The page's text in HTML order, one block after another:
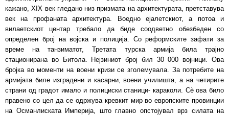
кажано, XIX век гледано низ призмата на архитектурата, претставува
век на профаната архитектура. Воедно ејалетскиот, а потоа и
вилаетскиот центар требало да биде соодветно обезбеден со
определен број на војска и полиција. Со реформските зафати за
време на танзиматот, Третата турска армија била трајно
стационирана во Битола. Нејзиниот број бил 30 000 војници. Ова
бројка во моменти на воени кризи се зголемувала. За потребите на
армијата биле изградени и касарни, воени училишта, а на четирите
страни од градот имало и полициски станици- караколи. Сè ова било
правено со цел да се одржува кревкит мир во европските провинции
на Османлиската Империја, што главно опстојувал врз силата на